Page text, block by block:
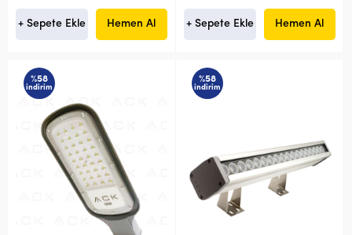
+ Sepete Ekle Hemen Al + Sepete Ekle Hemen Al
%58
indirim
%58
indirim